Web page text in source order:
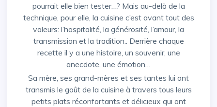
pourrait elle bien tester…? Mais au-delà de la
technique, pour elle, la cuisine c’est avant tout des
valeurs: l’hospitalité, la générosité, l’amour, la
transmission et la tradition.. Derrière chaque
recette il y a une histoire, un souvenir, une
anecdote, une émotion…
Sa mère, ses grand-mères et ses tantes lui ont
transmis le goût de la cuisine à travers tous leurs
petits plats réconfortants et délicieux qui ont